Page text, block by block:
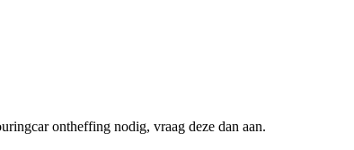
ontheffing nodig, vraag deze dan aan.